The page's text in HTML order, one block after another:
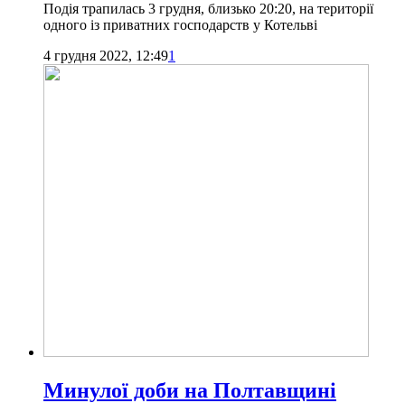
Подія трапилась 3 грудня, близько 20:20, на території
одного із приватних господарств у Котельві
4 грудня 2022, 12:491
Минулої доби на Полтавщині